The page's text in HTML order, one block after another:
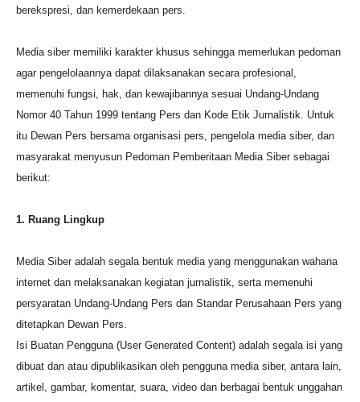
berekspresi, dan kemerdekaan pers.
Media siber memiliki karakter khusus sehingga memerlukan pedoman
agar pengelolaannya dapat dilaksanakan secara profesional,
memenuhi fungsi, hak, dan kewajibannya sesuai Undang-Undang
Nomor 40 Tahun 1999 tentang Pers dan Kode Etik Jurnalistik. Untuk
itu Dewan Pers bersama organisasi pers, pengelola media siber, dan
masyarakat menyusun Pedoman Pemberitaan Media Siber sebagai
berikut:
1. Ruang Lingkup
Media Siber adalah segala bentuk media yang menggunakan wahana
internet dan melaksanakan kegiatan jurnalistik, serta memenuhi
persyaratan Undang-Undang Pers dan Standar Perusahaan Pers yang
ditetapkan Dewan Pers.
Isi Buatan Pengguna (User Generated Content) adalah segala isi yang
dibuat dan atau dipublikasikan oleh pengguna media siber, antara lain,
artikel, gambar, komentar, suara, video dan berbagai bentuk unggahan